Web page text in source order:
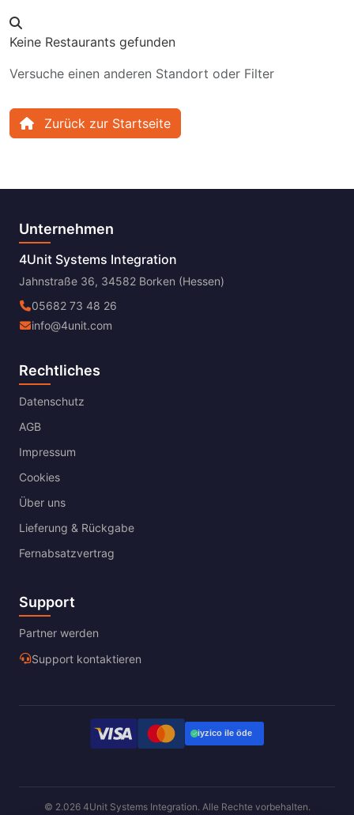
Keine Restaurants gefunden
Versuche einen anderen Standort oder Filter
Zurück zur Startseite
Unternehmen
4Unit Systems Integration
Jahnstraße 36, 34582 Borken (Hessen)
05682 73 48 26
info@4unit.com
Rechtliches
Datenschutz
AGB
Impressum
Cookies
Über uns
Lieferung & Rückgabe
Fernabsatzvertrag
Support
Partner werden
Support kontaktieren
© 2.026 4Unit Systems Integration. Alle Rechte vorbehalten.